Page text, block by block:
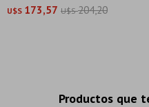
U$S 173,57 U$S 204,20
Productos que